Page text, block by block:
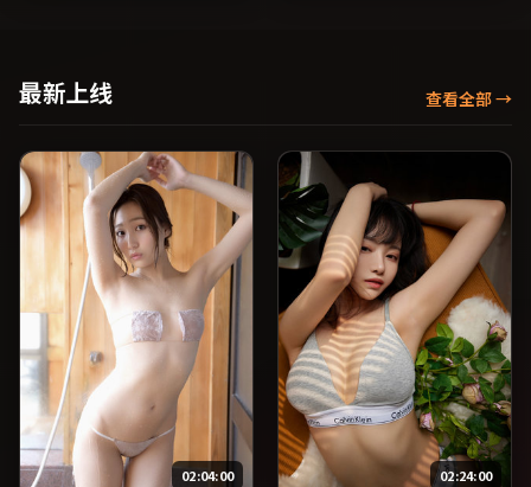
首映，网络平台同步更新片
产影视资源大全免费条目索
引，支持片名与演员交叉检
索。）
最新上线 查看全部→
02:04:00 02:24:00